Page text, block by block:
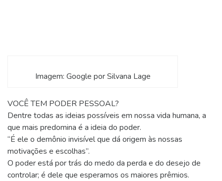
Imagem: Google por Silvana Lage
VOCÊ TEM PODER PESSOAL?
Dentre todas as ideias possíveis em nossa vida humana, a
que mais predomina é a ideia do poder.
“É ele o demônio invisível que dá origem às nossas
motivações e escolhas”.
O poder está por trás do medo da perda e do desejo de
controlar; é dele que esperamos os maiores prêmios.